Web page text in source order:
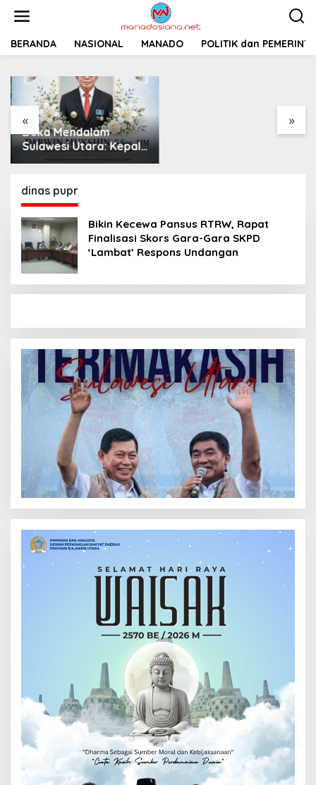
t
BERANDA NASIONAL MANADO POLITIK dan
« »
Duka Mendalam
Sulawesi Utara: Kepala
Dinas Perkebunan
Meninggal Dunia
Pemprov Sulut
Siapkan 2 Opsi
dinas pupr
Bikin Kecewa Pansus RTRW, Rapat
Finalisasi Skors Gara-Gara SKPD
‘Lambat’ Respons Undangan